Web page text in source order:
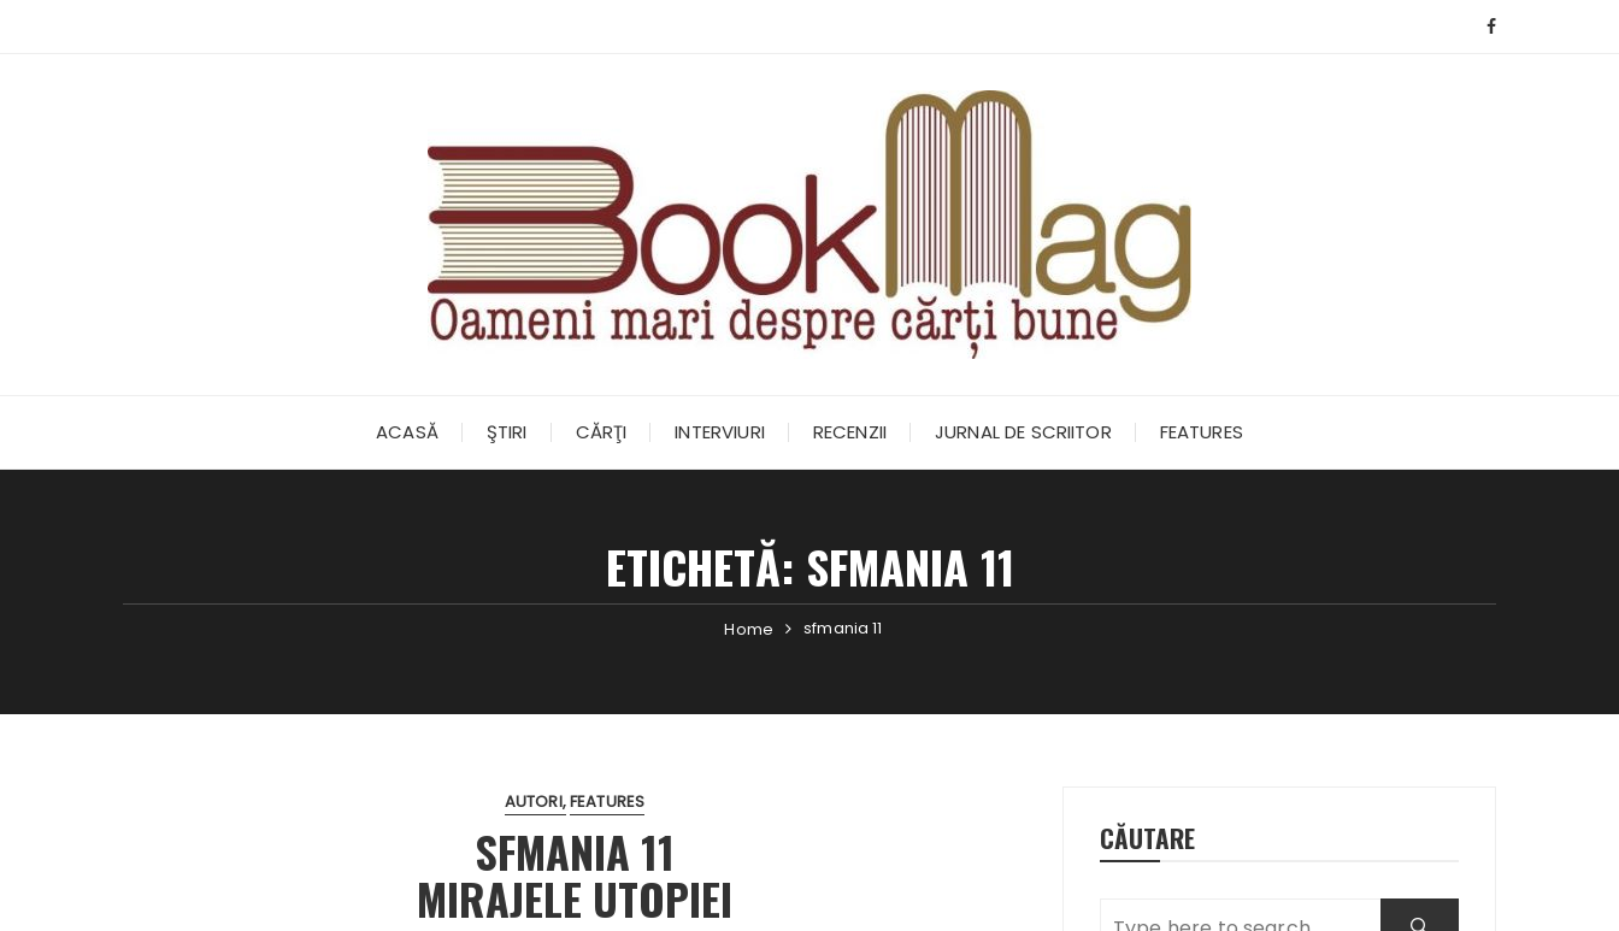
ACASĂ ŞTIRI CĂRŢI INTERVIURI RECENZII JURNAL DE SCRIITOR FEATURES
ETICHETĂ: SFMANIA 11
Home sfmania 11
AUTORI FEATURES
SFMANIA 11
MIRAJELE UTOPIEI
CĂUTARE